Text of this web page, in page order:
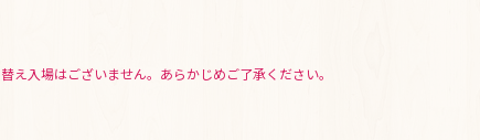
入場はございません。あらかじめご了承ください。